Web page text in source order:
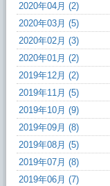
2020年04月 (2)
2020年03月 (5)
2020年02月 (3)
2020年01月 (2)
2019年12月 (2)
2019年11月 (5)
2019年10月 (9)
2019年09月 (8)
2019年08月 (5)
2019年07月 (8)
2019年06月 (7)